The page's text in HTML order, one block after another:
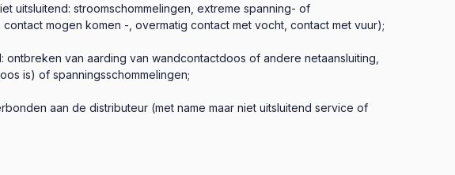
uitsluitend: stroomschommelingen, extreme spanning- of
mogen komen -, overmatig contact met vocht, contact met vuur);
van aarding van wandcontactdoos of andere netaansluiting,
is) of spanningsschommelingen;
aan de distributeur (met name maar niet uitsluitend service of